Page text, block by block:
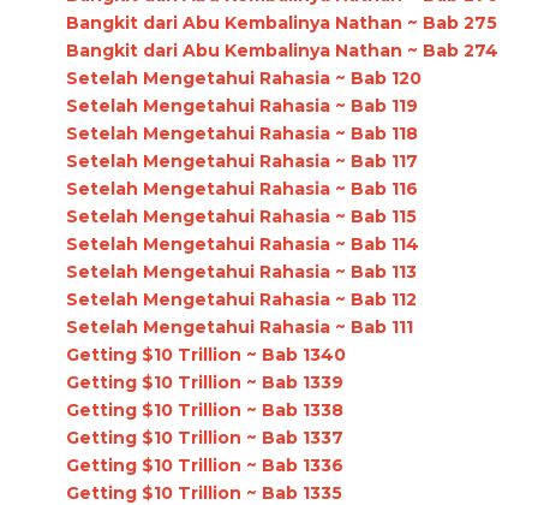
Bangkit dari Abu Kembalinya Nathan ~ Bab 275
Bangkit dari Abu Kembalinya Nathan ~ Bab 274
Setelah Mengetahui Rahasia ~ Bab 120
Setelah Mengetahui Rahasia ~ Bab 119
Setelah Mengetahui Rahasia ~ Bab 118
Setelah Mengetahui Rahasia ~ Bab 117
Setelah Mengetahui Rahasia ~ Bab 116
Setelah Mengetahui Rahasia ~ Bab 115
Setelah Mengetahui Rahasia ~ Bab 114
Setelah Mengetahui Rahasia ~ Bab 113
Setelah Mengetahui Rahasia ~ Bab 112
Setelah Mengetahui Rahasia ~ Bab 111
Getting $10 Trillion ~ Bab 1340
Getting $10 Trillion ~ Bab 1339
Getting $10 Trillion ~ Bab 1338
Getting $10 Trillion ~ Bab 1337
Getting $10 Trillion ~ Bab 1336
Getting $10 Trillion ~ Bab 1335